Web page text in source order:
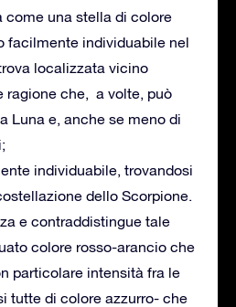
come una stella di colore
facilmente individuabile nel
localizzata vicino
ragione che, a volte, può
Luna e, anche se meno di
individuabile, trovandosi
dello Scorpione.
e contraddistingue tale
colore rosso-arancio che
particolare intensità fra le
tutte di colore azzurro- che